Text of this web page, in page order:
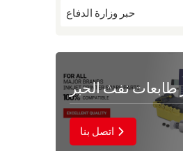
حبر وزارة الدفاع
طابعات نفث الحبر
اتصل بنا